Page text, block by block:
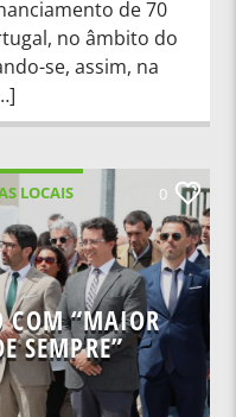
de 70
no âmbito do
se, assim, na
LOCAIS
0
COM “MAIOR
SEMPRE”